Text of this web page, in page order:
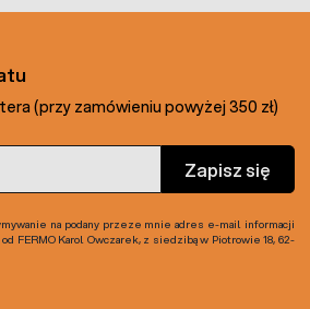
(przy zamówieniu powyżej 350 zł)
Zapisz się
na podany przeze mnie adres e-mail informacji
FERMO Karol Owczarek, z siedzibą w Piotrowie 18, 62-